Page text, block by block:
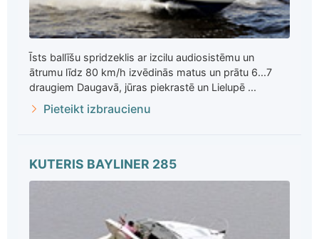
Īsts ballīšu spridzeklis ar izcilu audiosistēmu un
ātrumu līdz 80 km/h izvēdinās matus un prātu 6...7
draugiem Daugavā, jūras piekrastē un Lielupē ...
Pieteikt izbraucienu
KUTERIS BAYLINER 285